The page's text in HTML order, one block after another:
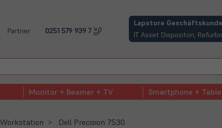
Partner 0251 579 939 7
Lapstore
IT Asset Dispositon,
(öffnet in neuem Tab)
Monitor + Beamer + TV Smartphone +
Dell Precision 7530